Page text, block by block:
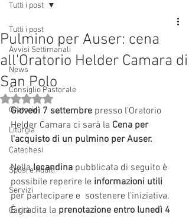
Tutti i post
Avvisi Settimanali
News
Consiglio Pastorale
Oratorio
Liturgia
Catechesi
Sposi e Adulti
Servizi
Carità
Tutti i post
Pulmino per Auser: cena
all'Oratorio Helder Camara di
San Polo
Valutazione NaN stelle su 5.
Giovedì 7 settembre presso l'Oratorio
Helder Camara ci sarà la Cena per
l'acquisto di un pulmino per Auser.
Nella locandina pubblicata di seguito è
possibile reperire le informazioni utili
per partecipare e  sostenere l'iniziativa.
È gradita la prenotazione entro lunedì 4